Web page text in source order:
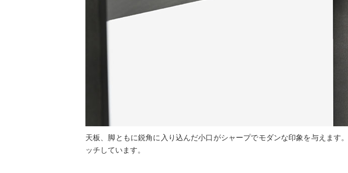
天板、脚ともに鋭角に入り込んだ小口がシャープでモダンな印象を与えま
ッチしています。